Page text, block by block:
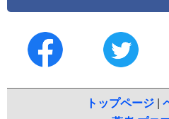
トップページ